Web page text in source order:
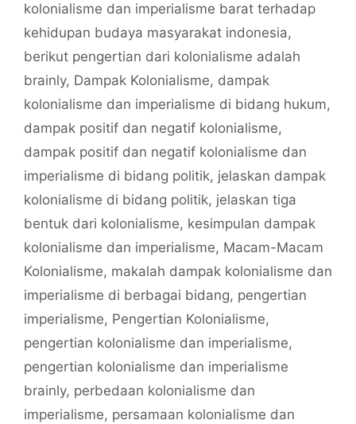
kolonialisme dan imperialisme barat terhadap
kehidupan budaya masyarakat indonesia,
berikut pengertian dari kolonialisme adalah
brainly, Dampak Kolonialisme, dampak
kolonialisme dan imperialisme di bidang hukum,
dampak positif dan negatif kolonialisme,
dampak positif dan negatif kolonialisme dan
imperialisme di bidang politik, jelaskan dampak
kolonialisme di bidang politik, jelaskan tiga
bentuk dari kolonialisme, kesimpulan dampak
kolonialisme dan imperialisme, Macam-Macam
Kolonialisme, makalah dampak kolonialisme dan
imperialisme di berbagai bidang, pengertian
imperialisme, Pengertian Kolonialisme,
pengertian kolonialisme dan imperialisme,
pengertian kolonialisme dan imperialisme
brainly, perbedaan kolonialisme dan
imperialisme, persamaan kolonialisme dan